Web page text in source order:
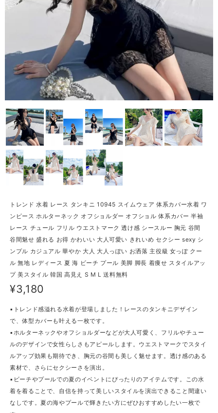
トレンド 水着 レース タンキニ 10945 スイムウェア 体系カバー水着 ワ
ンピース ホルターネック オフショルダー オフショル 体系カバー 半袖
レース チュール フリル ウエストマーク 透け感 シースルー 胸元 谷間
谷間魅せ 盛れる お得 かわいい 大人可愛い きれいめ セクシー sexy シ
ンプル カジュアル 華やか 大人 大人っぽい お洒落 主役級 女っぽ クー
ル 無地 レディース 夏 海 ビーチ プール 美脚 脚長 着痩せ スタイルアッ
プ 美スタイル 韓国 高見え S M L 送料無料
¥3,180
▪トレンド感溢れる水着が登場しました！レースのタンキニデザイン
で、体型カバーも叶える一枚です。
▪ホルターネックやオフショルダーなどが大人可愛く、フリルやチュー
ルのデザインで女性らしさもアピールします。ウエストマークでスタイ
ルアップ効果も期待でき、胸元の谷間も美しく魅せます。透け感のある
素材で、さらにセクシーさを演出。
▪ビーチやプールでの夏のイベントにぴったりのアイテムです。この水
着を着ることで、自信を持って美しいスタイルを演出できること間違い
なしです。夏の海やプールで輝きたい方にぜひおすすめしたい一枚で